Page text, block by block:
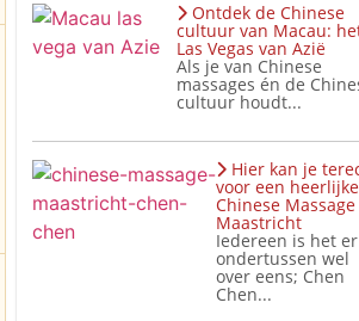
Ontdek de Chinese
cultuur van Macau:
Las Vegas van Azië
Als je van Chinese
massages én de
cultuur houdt...
Hier kan je
voor een heerlijke
Chinese
Maastricht
Iedereen is het er
ondertussen wel
over eens; Chen
Chen...